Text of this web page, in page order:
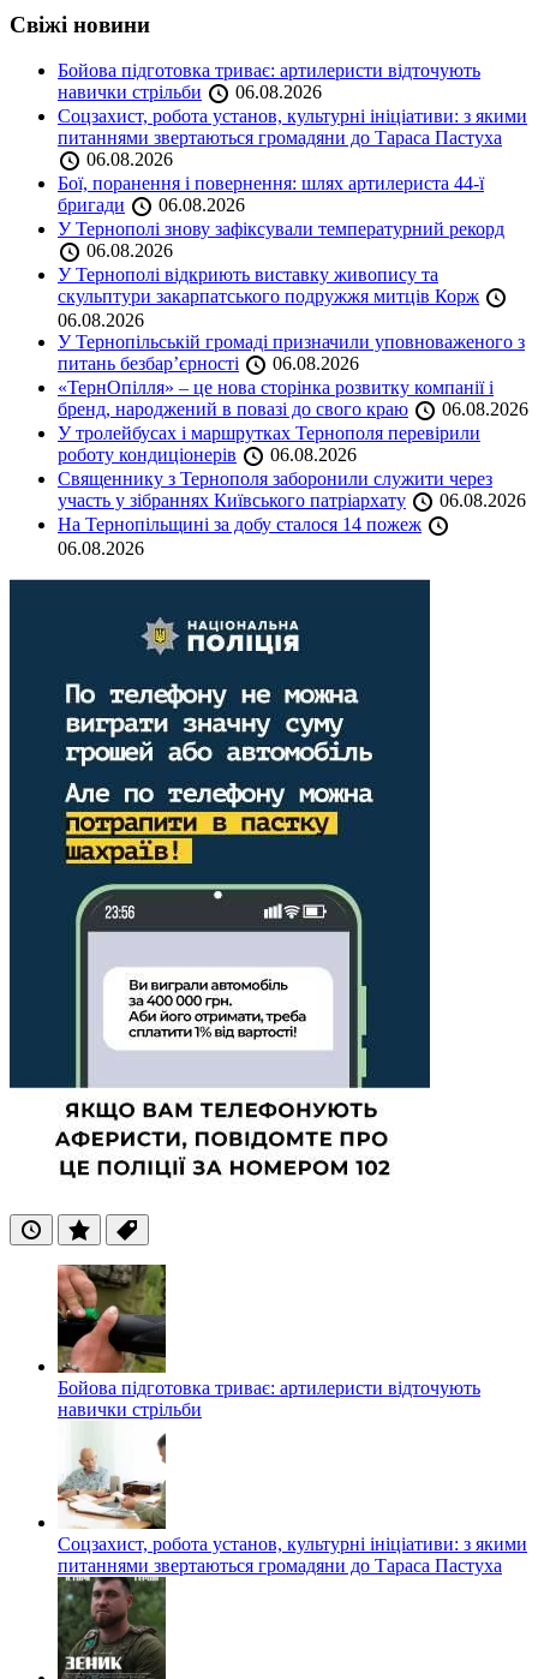
Свіжі новини
Бойова підготовка триває: артилеристи відточують
навички стрільби
06.08.2026
Соцзахист, робота установ, культурні ініціативи: з якими
питаннями звертаються громадяни до Тараса Пастуха
06.08.2026
Бої, поранення і повернення: шлях артилериста 44-ї
бригади
06.08.2026
У Тернополі знову зафіксували температурний рекорд
06.08.2026
У Тернополі відкриють виставку живопису та
скульптури закарпатського подружжя митців Корж
06.08.2026
У Тернопільській громаді призначили уповноваженого з
питань безбар’єрності
06.08.2026
«ТернОпілля» – це нова сторінка розвитку компанії і
бренд, народжений в повазі до свого краю
06.08.2026
У тролейбусах і маршрутках Тернополя перевірили
роботу кондиціонерів
06.08.2026
Священнику з Тернополя заборонили служити через
участь у зібраннях Київського патріархату
06.08.2026
На Тернопільщині за добу сталося 14 пожеж
06.08.2026
ОстанніПопулярні
Теги
Бойова підготовка триває: артилеристи відточують
навички стрільби
Соцзахист, робота установ, культурні ініціативи: з якими
питаннями звертаються громадяни до Тараса Пастуха